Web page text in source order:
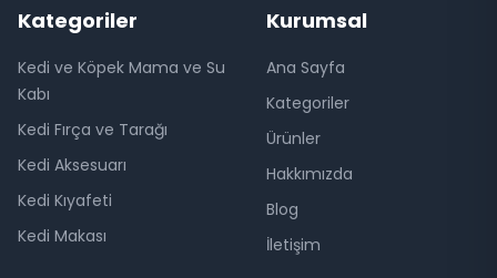
Kategoriler
Kedi ve Köpek Mama ve Su
Kabı
Kedi Fırça ve Tarağı
Kedi Aksesuarı
Kedi Kıyafeti
Kedi Makası
Kurumsal
Ana Sayfa
Kategoriler
Ürünler
Hakkımızda
Blog
İletişim